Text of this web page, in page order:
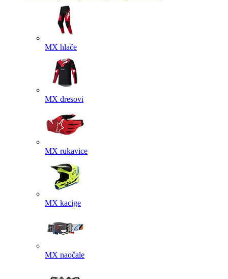
MX hlače
MX dresovi
MX rukavice
MX kacige
MX naočale